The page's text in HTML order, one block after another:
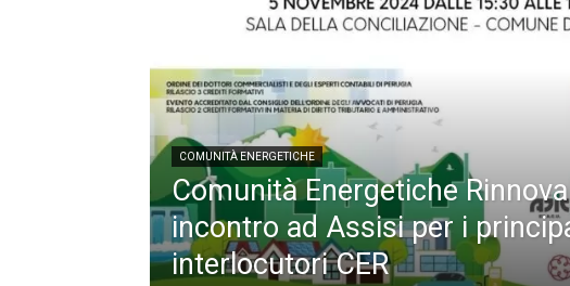
COMUNITÀ ENERGETICHE
Comunità Energetiche
incontro ad Assisi per i
interlocutori CER